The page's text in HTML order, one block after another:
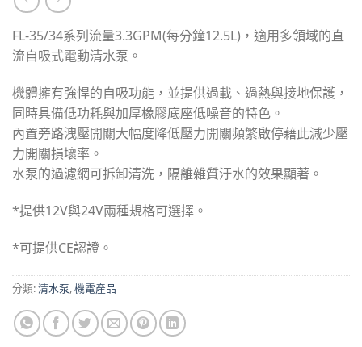
FL-35/34系列流量3.3GPM(每分鐘12.5L)，適用多領域的直
流自吸式電動清水泵。
機體擁有強悍的自吸功能，並提供過載、過熱與接地保護，
同時具備低功耗與加厚橡膠底座低噪音的特色。
內置旁路洩壓開關大幅度降低壓力開關頻繁啟停藉此減少壓
力開關損壞率。
水泵的過濾網可拆卸清洗，隔離雜質汙水的效果顯著。
*提供12V與24V兩種規格可選擇。
*可提供CE認證。
分類:清水泵 機電產品